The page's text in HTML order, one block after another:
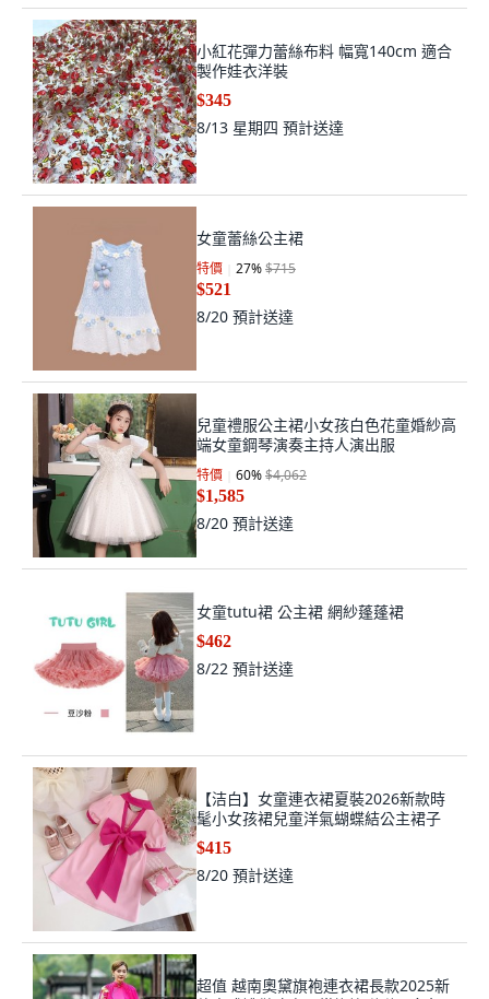
小紅花彈力蕾絲布料 幅寬140cm 適合
製作娃衣洋裝
$345
8/13 星期四 預計送達
女童蕾絲公主裙
特價 27%$715
$521
8/20 預計送達
兒童禮服公主裙小女孩白色花童婚紗高
端女童鋼琴演奏主持人演出服
特價 60%$4,062
$1,585
8/20 預計送達
女童tutu裙 公主裙 網紗蓬蓬裙
$462
8/22 預計送達
【洁白】女童連衣裙夏裝2026新款時
髦小女孩裙兒童洋氣蝴蝶結公主裙子
$415
8/20 預計送達
超值 越南奧黛旗袍連衣裙長款2025新